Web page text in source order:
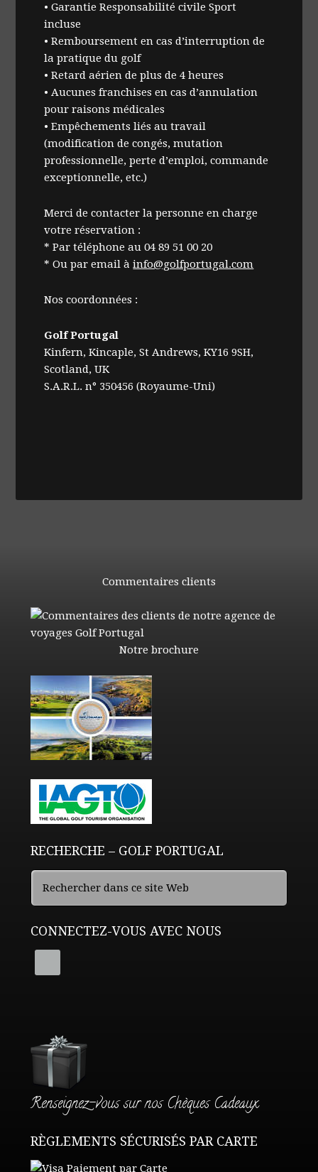
• Garantie Responsabilité civile Sport
incluse
• Remboursement en cas d’interruption de
la pratique du golf
• Retard aérien de plus de 4 heures
• Aucunes franchises en cas d’annulation
pour raisons médicales
• Empêchements liés au travail
(modification de congés, mutation
professionnelle, perte d’emploi, commande
exceptionnelle, etc.)
Merci de contacter la personne en charge
votre réservation :
* Par téléphone au 04 89 51 00 20
* Ou par email àinfo@golfportugal.com
Nos coordonnées :
Golf Portugal
Kinfern, Kincaple, St Andrews, KY16 9SH,
Scotland, UK
S.A.R.L. n° 350456 (Royaume-Uni)
Commentaires clients
Notre brochure
RECHERCHE – GOLF PORTUGAL
CONNECTEZ-VOUS AVEC NOUS
Renseignez-vous sur nos Chèques Cadeaux
RÈGLEMENTS SÉCURISÉS PAR CARTE